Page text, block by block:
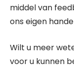
middel van
ons eigen
Wilt u meer
voor u kunnen